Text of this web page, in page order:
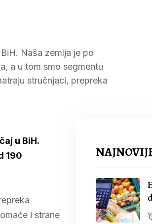
Naša zemlja je po
a u tom smo segmentu
stručnjaci, prepreka
u BiH.
190
i strane